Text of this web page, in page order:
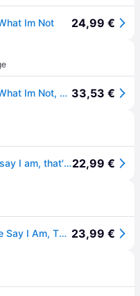
Im Not 24,99 €
Whatever People Say I Am,Thats What Im Not, Schallplatten 33,53 €
Arctic Monkeys Whatever people say I am, that's what I'm not LP schwarz22,99 €
Arctic Monkeys - Whatever People Say I Am, That's What I'm Not 23,99 €